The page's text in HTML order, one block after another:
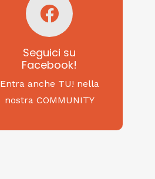
Seguici su
Facebook!
Entra anche TU! nella
nostra COMMUNITY
Seguici su
Facebook!
SAGRITALY
Feste, cibi e tradizioni
da Nord a Sud...